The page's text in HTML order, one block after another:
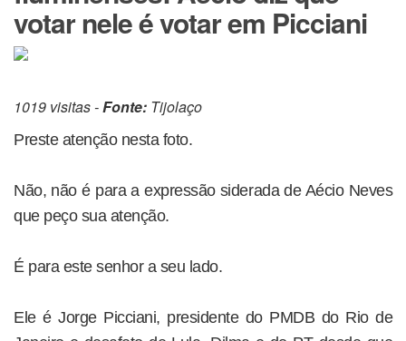
votar nele é votar em Picciani
1019 visitas -Fonte: Tijolaço
Preste atenção nesta foto.
Não, não é para a expressão siderada de Aécio Neves
que peço sua atenção.
É para este senhor a seu lado.
Ele é Jorge Picciani, presidente do PMDB do Rio de